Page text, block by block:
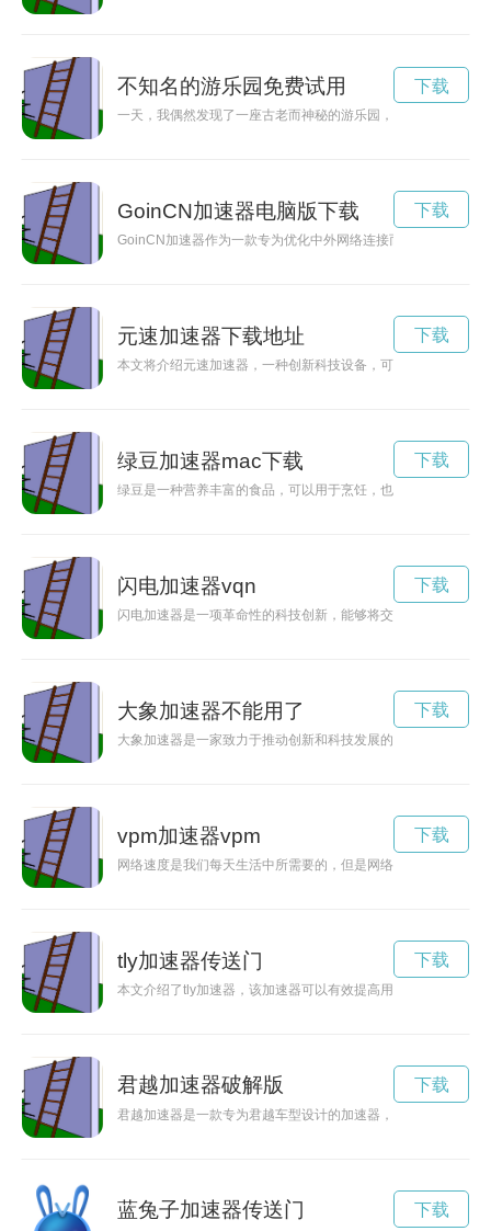
不知名的游乐园免费试用
一天，我偶然发现了一座古老而神秘的游乐园，决心去探索其
下载
GoinCN加速器电脑版下载
GoinCN加速器作为一款专为优化中外网络连接而设计的加速
下载
元速加速器下载地址
本文将介绍元速加速器，一种创新科技设备，可以加速实验中
下载
绿豆加速器mac下载
绿豆是一种营养丰富的食品，可以用于烹饪，也可以作为药材
下载
闪电加速器vqn
闪电加速器是一项革命性的科技创新，能够将交通工具的速度
下载
大象加速器不能用了
大象加速器是一家致力于推动创新和科技发展的机构，为创业
下载
vpm加速器vpm
网络速度是我们每天生活中所需要的，但是网络环境却时常受
下载
tly加速器传送门
本文介绍了tly加速器，该加速器可以有效提高用户的网络体验
下载
君越加速器破解版
君越加速器是一款专为君越车型设计的加速器，能够有效提升
下载
蓝兔子加速器传送门 下载